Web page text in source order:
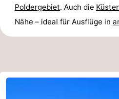
Surfen
Essen
und
Veranstaltungen
Forum
Poldergebiet. Auch die
Nähe – ideal für Ausflüge in